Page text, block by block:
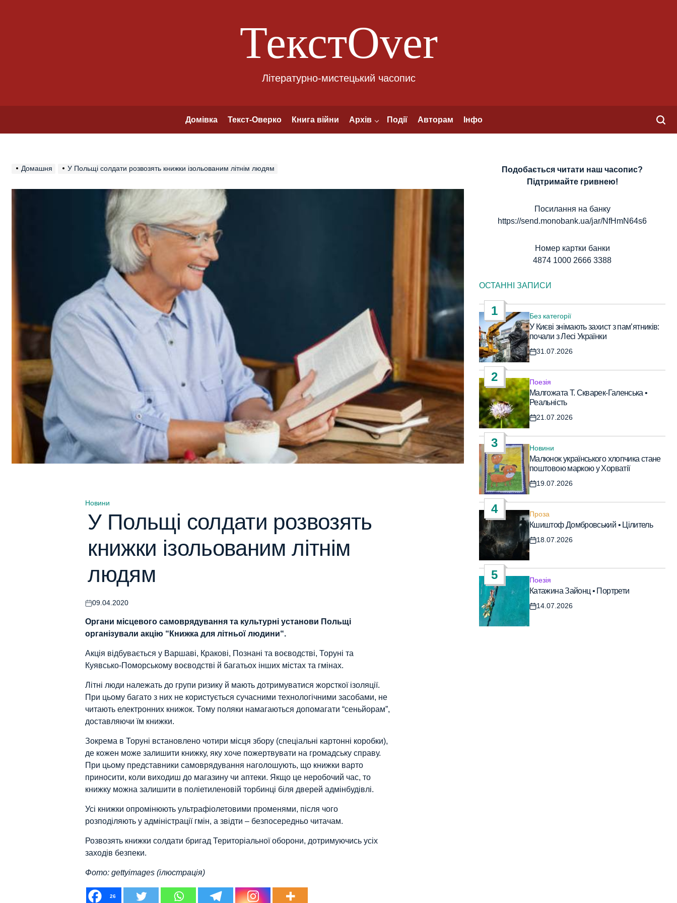
ТекстOver
Літературно-мистецький часопис
Домівка Текст-Оверко Книга війни Архів Події Авторам Інфо
Домашня У Польщі солдати розвозять книжки ізольованим літнім людям
Опублікувати
у
Новини
У Польщі солдати розвозять
книжки ізольованим літнім
людям
Оприлюднено
09.04.2020
Органи місцевого самоврядування та культурні установи Польщі
організували акцію “ Книжка для літньої людини“.
Акція відбувається у Варшаві, Кракові, Познані та воєводстві, Торуні та
Куявсько-Поморському воєводстві й багатьох інших містах та гмінах.
Літні люди належать до групи ризику й мають дотримуватися жорсткої ізоляції.
При цьому багато з них не користується сучасними технологічними засобами, не
читають електронних книжок. Тому поляки намагаються допомагати “сеньйорам”,
доставляючи їм книжки.
Зокрема в Торуні встановлено чотири місця збору (спеціальні картонні коробки),
де кожен може залишити книжку, яку хоче пожертвувати на громадську справу.
При цьому представники самоврядування наголошують, що книжки варто
приносити, коли виходиш до магазину чи аптеки. Якщо це неробочий час, то
книжку можна залишити в поліетиленовій торбинці біля дверей адмінбудівлі.
Усі книжки опромінюють ультрафіолетовими променями, після чого
розподіляють у адміністрації гмін, а звідти – безпосередньо читачам.
Розвозять книжки солдати бригад Територіальної оборони, дотримуючись усіх
заходів безпеки.
Фото: gettyimages (ілюстрація)
26
Подобається читати наш часопис?
Підтримайте гривнею!
Посилання на банку
https://send.monobank.ua/jar/NfHmN64s6
Номер картки банки
4874 1000 2666 3388
ОСТАННІ ЗАПИСИ
1
Опублікувати
у
Без категорії
У Києві знімають захист з пам’ятників:
почали з Лесі Українки
Дата
31.07.2026
2
Опублікувати
у
Поезія
Малгожата Т. Скварек-Галенська •
Реальність
Дата
21.07.2026
3
Опублікувати
у
Новини
Малюнок українського хлопчика стане
поштовою маркою у Хорватії
Дата
19.07.2026
4
Опублікувати
у
Проза
Кшиштоф Домбровський • Цілитель
Дата
запису
18.07.2026
5
Опублікувати
у
Поезія
Катажина Зайонц • Портрети
Дата
14.07.2026